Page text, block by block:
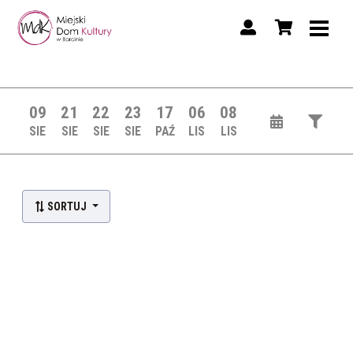
09
SIE
21
SIE
22
SIE
23
SIE
17
PAŹ
06
LIS
08
LIS
SORTUJ